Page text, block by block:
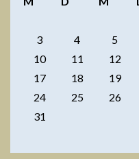
3
4 5
10
11 12
17
18 19
24
25 26
31